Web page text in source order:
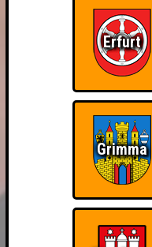
Erfurt
Grimma